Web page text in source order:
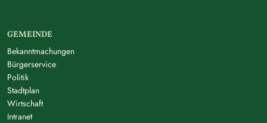
GEMEINDE
Bekanntmachungen
Bürgerservice
Politik
Stadtplan
Wirtschaft
Intranet